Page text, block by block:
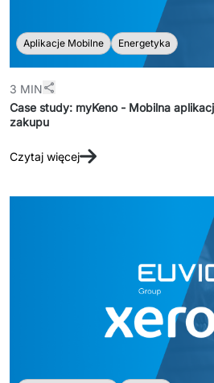
Aplikacje Mobilne Energetyka
3 MIN
Case study: myKeno - Mobilna
zakupu
Czytaj więcej